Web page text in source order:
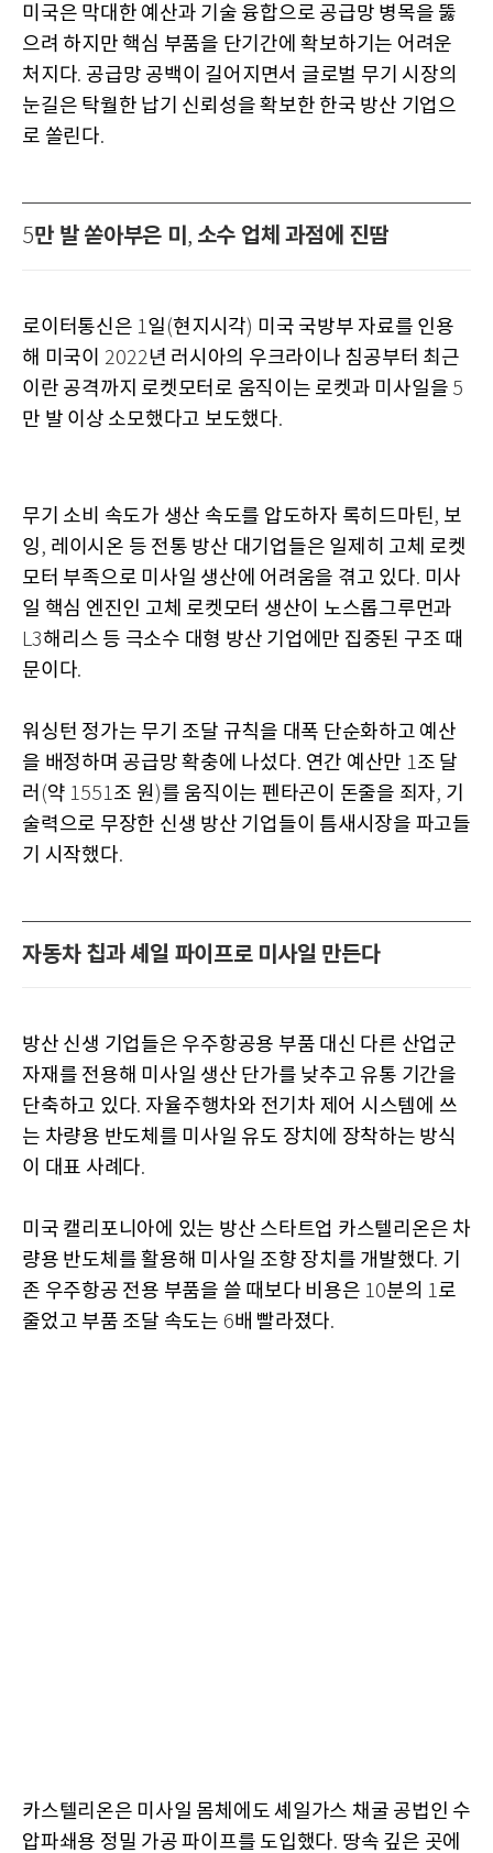
미국은 막대한 예산과 기술 융합으로 공급망 병목을 뚫
으려 하지만 핵심 부품을 단기간에 확보하기는 어려운
처지다. 공급망 공백이 길어지면서 글로벌 무기 시장의
눈길은 탁월한 납기 신뢰성을 확보한 한국 방산 기업으
로 쏠린다.
5만 발 쏟아부은 미 , 소수 업체 과점에 진땀
로이터통신은 1일 (현지시각) 미국 국방부 자료를 인용
해 미국이 2022년 러시아의 우크라이나 침공부터 최근
이란 공격까지 로켓모터로 움직이는 로켓과 미사일을 5
만 발 이상 소모했다고 보도했다.
무기 소비 속도가 생산 속도를 압도하자 록히드마틴, 보
잉, 레이시온 등 전통 방산 대기업들은 일제히 고체 로켓
모터 부족으로 미사일 생산에 어려움을 겪고 있다. 미사
일 핵심 엔진인 고체 로켓모터 생산이 노스롭그루먼과
L3해리스 등 극소수 대형 방산 기업에만 집중된 구조 때
문이다.
워싱턴 정가는 무기 조달 규칙을 대폭 단순화하고 예산
을 배정하며 공급망 확충에 나섰다. 연간 예산만 1조 달
러 (약 1551조 원 )를 움직이는 펜타곤이 돈줄을 죄자, 기
술력으로 무장한 신생 방산 기업들이 틈새시장을 파고들
기 시작했다.
자동차 칩과 셰일 파이프로 미사일 만든다
방산 신생 기업들은 우주항공용 부품 대신 다른 산업군
자재를 전용해 미사일 생산 단가를 낮추고 유통 기간을
단축하고 있다. 자율주행차와 전기차 제어 시스템에 쓰
는 차량용 반도체를 미사일 유도 장치에 장착하는 방식
이 대표 사례다.
미국 캘리포니아에 있는 방산 스타트업 카스텔리온은 차
량용 반도체를 활용해 미사일 조향 장치를 개발했다. 기
존 우주항공 전용 부품을 쓸 때보다 비용은 10분의 1로
줄었고 부품 조달 속도는 6배 빨라졌다.
카스텔리온은 미사일 몸체에도 셰일가스 채굴 공법인 수
압파쇄용 정밀 가공 파이프를 도입했다. 땅속 깊은 곳에